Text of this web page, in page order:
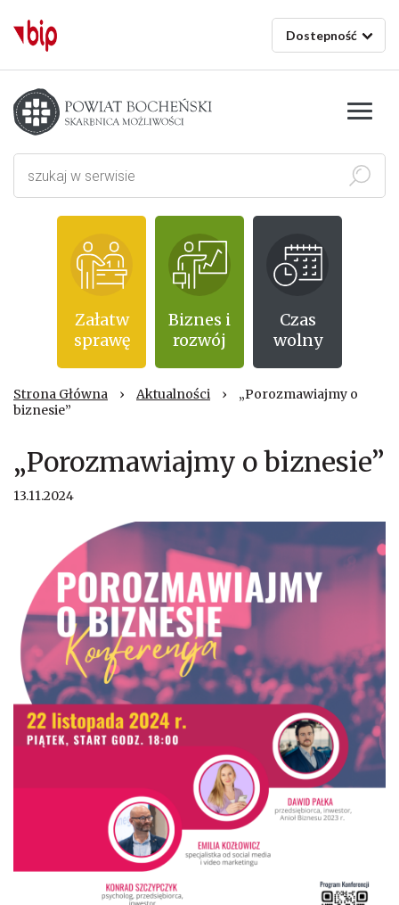
Dostepność
Starostwo powiatowe w Bochni
Szukaj
Załatw
sprawę
Biznes i
rozwój
Czas
wolny
Strona Główna › Aktualności ›
„Porozmawiajmy o
biznesie”
„Porozmawiajmy o biznesie”
13.11.2024